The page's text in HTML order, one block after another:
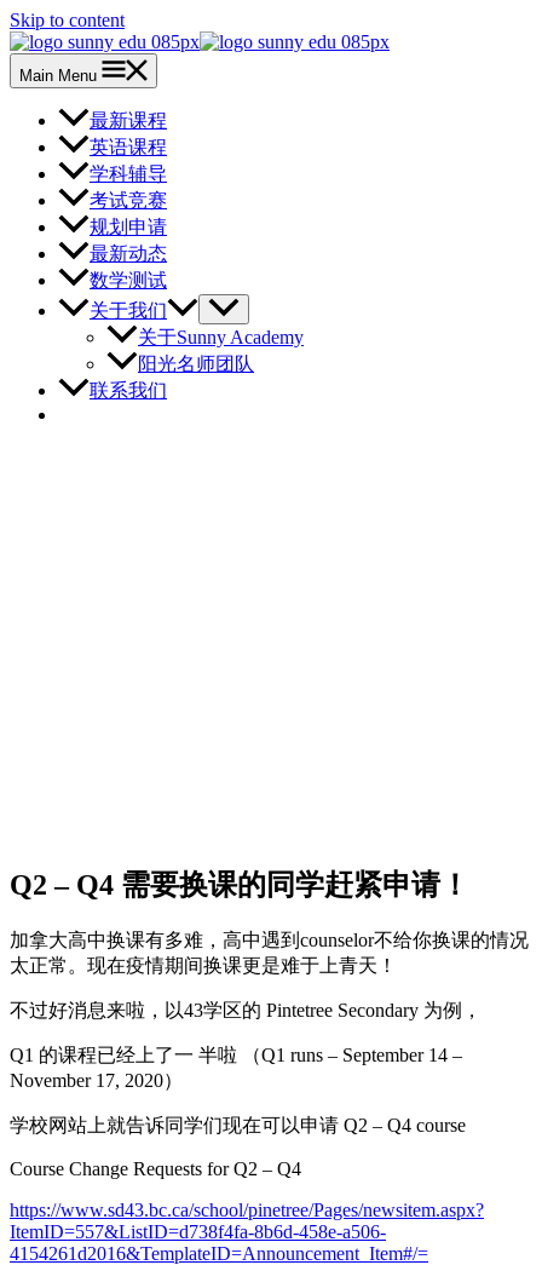
Skip to content
Main Menu
最新课程
英语课程
学科辅导
考试竞赛
规划申请
最新动态
数学测试
关于我们
关于Sunny Academy
阳光名师团队
联系我们
Q2 – Q4 需要换课的同学赶紧申请！
加拿大高中换课有多难，高中遇到counselor不给你换课的情况
太正常。现在疫情期间换课更是难于上青天！
不过好消息来啦，以43学区的 Pintetree Secondary 为例，
Q1 的课程已经上了一 半啦 （Q1 runs – September 14 –
November 17, 2020）
学校网站上就告诉同学们现在可以申请 Q2 – Q4 course
Course Change Requests for Q2 – Q4
https://www.sd43.bc.ca/school/pinetree/Pages/newsitem.aspx?
ItemID=557&ListID=d738f4fa-8b6d-458e-a506-
4154261d2016&TemplateID=Announcement_Item#/=